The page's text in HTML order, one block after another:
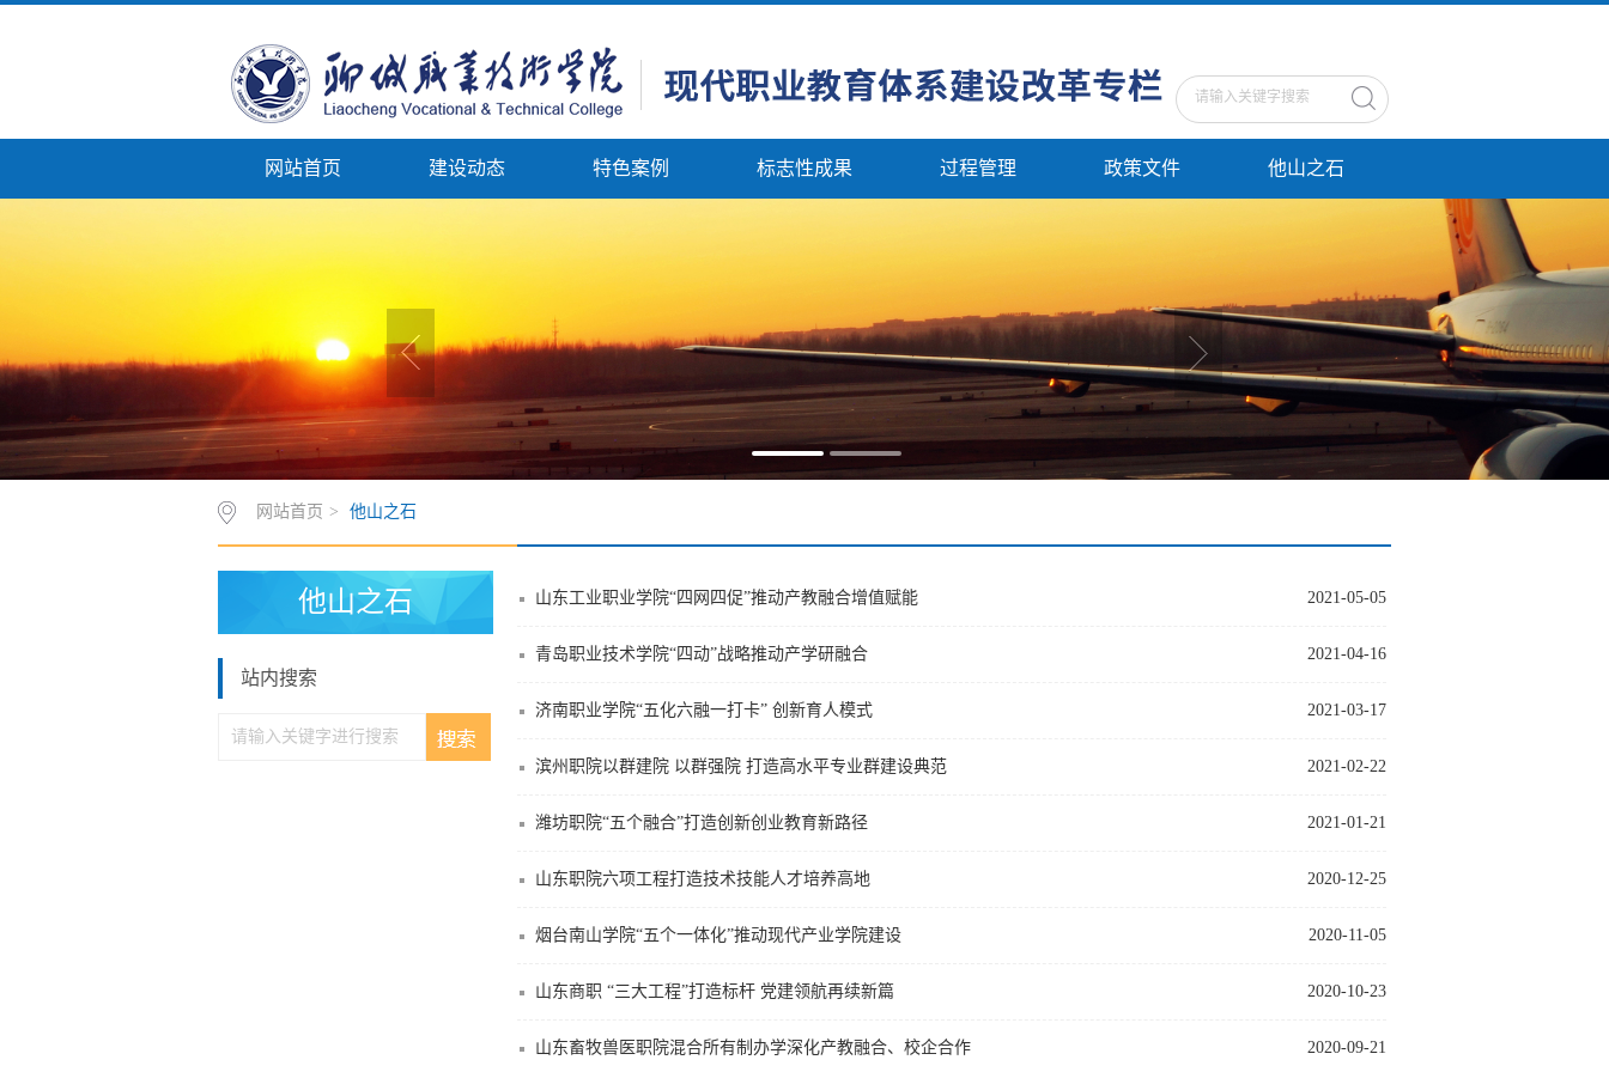
网站首页 建设动态 特色案例 标志性成果 过程管理 政策文件 他山之石
网站首页 > 他山之石
他山之石
站内搜索
2021-05-05
山东工业职业学院“四网四促”推动产教融合增值赋能
2021-04-16
青岛职业技术学院“四动”战略推动产学研融合
2021-03-17
济南职业学院“五化六融一打卡” 创新育人模式
2021-02-22
滨州职院以群建院 以群强院 打造高水平专业群建设典范
2021-01-21
潍坊职院“五个融合”打造创新创业教育新路径
2020-12-25
山东职院六项工程打造技术技能人才培养高地
2020-11-05
烟台南山学院“五个一体化”推动现代产业学院建设
2020-10-23
山东商职 “三大工程”打造标杆 党建领航再续新篇
2020-09-21
山东畜牧兽医职院混合所有制办学深化产教融合、校企合作